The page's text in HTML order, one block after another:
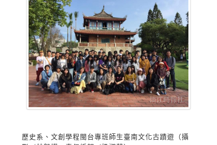
歷史系、文創學程閩台專班師生臺南文化古蹟遊（攝